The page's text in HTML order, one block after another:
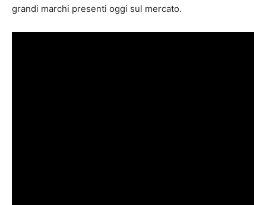
grandi marchi presenti oggi sul mercato.